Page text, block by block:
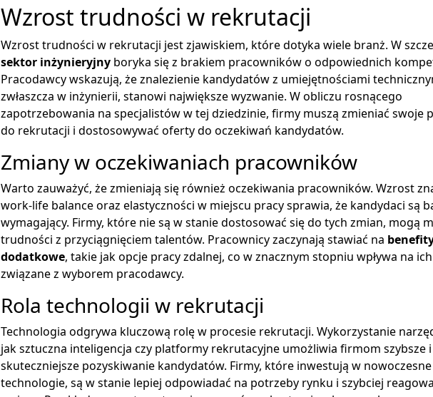
Wzrost trudności w rekrutacji
Wzrost trudności w rekrutacji jest zjawiskiem, które dotyka wiele branż. W
sektor inżynieryjny boryka się z brakiem pracowników o odpowiednich
Pracodawcy wskazują, że znalezienie kandydatów z umiejętnościami
zwłaszcza w inżynierii, stanowi największe wyzwanie. W obliczu rosnącego
zapotrzebowania na specjalistów w tej dziedzinie, firmy muszą zmieniać swoje
do rekrutacji i dostosowywać oferty do oczekiwań kandydatów.
Zmiany w oczekiwaniach pracowników
Warto zauważyć, że zmieniają się również oczekiwania pracowników. Wzrost
work-life balance oraz elastyczności w miejscu pracy sprawia, że kandydaci są
wymagający. Firmy, które nie są w stanie dostosować się do tych zmian, mogą
trudności z przyciągnięciem talentów. Pracownicy zaczynają stawiać na
dodatkowe, takie jak opcje pracy zdalnej, co w znacznym stopniu wpływa na
związane z wyborem pracodawcy.
Rola technologii w rekrutacji
Technologia odgrywa kluczową rolę w procesie rekrutacji. Wykorzystanie
jak sztuczna inteligencja czy platformy rekrutacyjne umożliwia firmom szybsze i
skuteczniejsze pozyskiwanie kandydatów. Firmy, które inwestują w nowoczesne
technologie, są w stanie lepiej odpowiadać na potrzeby rynku i szybciej